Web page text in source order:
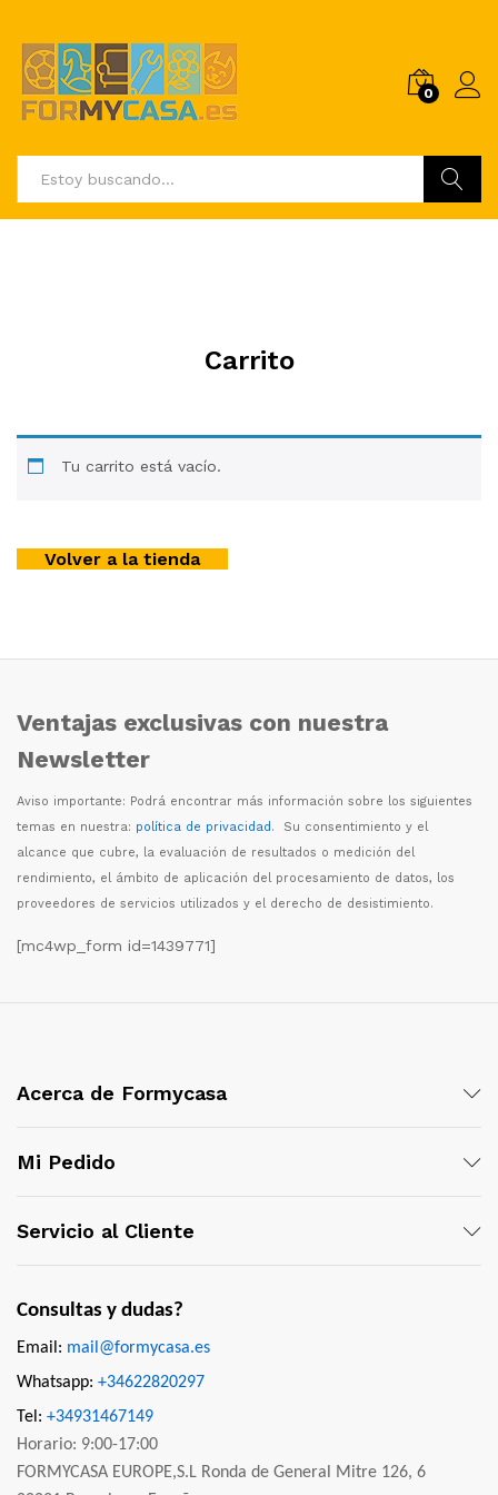
0
Carrito
Tu carrito está vacío.
Volver a la tienda
Ventajas exclusivas con nuestra
Newsletter
Aviso importante: Podrá encontrar más información sobre los siguientes
temas en nuestra: política de privacidad. Su consentimiento y el
alcance que cubre, la evaluación de resultados o medición del
rendimiento, el ámbito de aplicación del procesamiento de datos, los
proveedores de servicios utilizados y el derecho de desistimiento.
[mc4wp_form id=1439771]
Acerca de Formycasa
Mi Pedido
Servicio al Cliente
Consultas y dudas?
Email: mail@formycasa.es
Whatsapp: +34622820297
Tel: +34931467149
Horario: 9:00-17:00
FORMYCASA EUROPE,S.L Ronda de General Mitre 126, 6